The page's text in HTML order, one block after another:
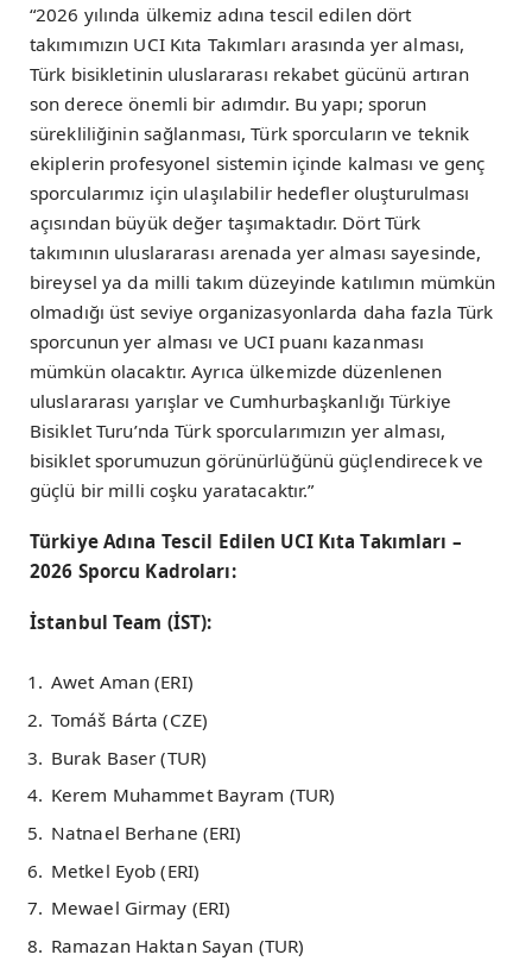
“2026 yılında ülkemiz adına tescil edilen dört
takımımızın UCI Kıta Takımları arasında yer alması,
Türk bisikletinin uluslararası rekabet gücünü artıran
son derece önemli bir adımdır. Bu yapı; sporun
sürekliliğinin sağlanması, Türk sporcuların ve teknik
ekiplerin profesyonel sistemin içinde kalması ve genç
sporcularımız için ulaşılabilir hedefler oluşturulması
açısından büyük değer taşımaktadır. Dört Türk
takımının uluslararası arenada yer alması sayesinde,
bireysel ya da milli takım düzeyinde katılımın mümkün
olmadığı üst seviye organizasyonlarda daha fazla Türk
sporcunun yer alması ve UCI puanı kazanması
mümkün olacaktır. Ayrıca ülkemizde düzenlenen
uluslararası yarışlar ve Cumhurbaşkanlığı Türkiye
Bisiklet Turu’nda Türk sporcularımızın yer alması,
bisiklet sporumuzun görünürlüğünü güçlendirecek ve
güçlü bir milli coşku yaratacaktır.”
Türkiye Adına Tescil Edilen UCI Kıta Takımları –
2026 Sporcu Kadroları:
İstanbul Team (İST):
Awet Aman (ERI)
Tomáš Bárta (CZE)
Burak Baser (TUR)
Kerem Muhammet Bayram (TUR)
Natnael Berhane (ERI)
Metkel Eyob (ERI)
Mewael Girmay (ERI)
Ramazan Haktan Sayan (TUR)